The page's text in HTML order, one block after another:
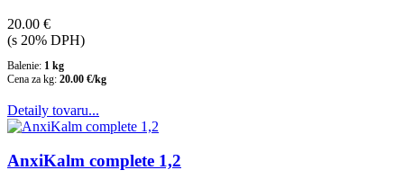
20.00 €
(s 20% DPH)
Balenie: 1 kg
Cena za kg: 20.00 €/kg
Detaily tovaru...
AnxiKalm complete 1,2